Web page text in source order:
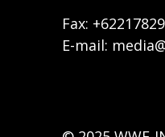
Fax:
E-mail: